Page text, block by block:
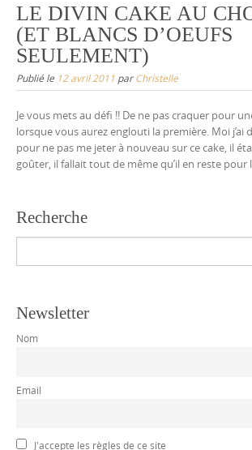
LE DIVIN CAKE AU
(ET BLANCS D’OEUFS
SEULEMENT)
Publié le 12 avril 2011 parChristelle
Je vous mets au défi !! De ne pas craquer pour
lorsque vous aurez englouti la première. Moi j’ai
pour ne pas me jeter à nouveau sur ce cake, il
goûter, il fallait tout de même qu’il en reste pour
Recherche
Newsletter
Nom
Email
J'accepte les règles de ce site